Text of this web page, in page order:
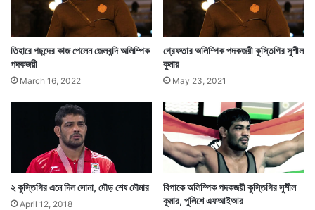
তিহারে পছন্দের কাজ পেলেন জেলবন্দি অলিম্পিক
পদকজয়ী
March 16, 2022
গ্রেফতার অলিম্পিক পদকজয়ী কুস্তিগির সুশীল
কুমার
May 23, 2021
২ কুস্তিগির এনে দিল সোনা, দৌড় শেষ মৌমার
April 12, 2018
বিপাকে অলিম্পিক পদকজয়ী কুস্তিগির সুশীল
কুমার, পুলিশে এফআইআর